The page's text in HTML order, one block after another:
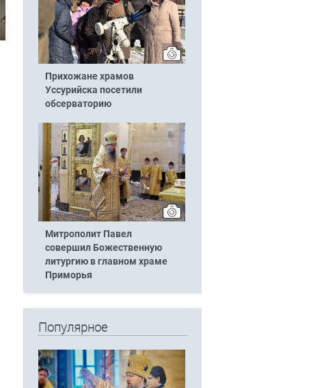
Прихожане храмов
Уссурийска посетили
обсерваторию
Митрополит Павел
совершил Божественную
литургию в главном храме
Приморья
Популярное